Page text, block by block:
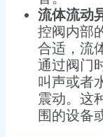
流体流动
控阀内部
合适，流
通过阀门
叫声或者
震动。这
围的设备